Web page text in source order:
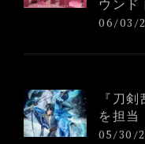
ウンド
06/03/
『刀
を担当
05/30/